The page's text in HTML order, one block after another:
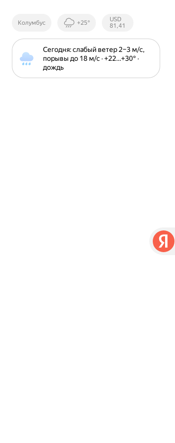
Колумбус +25°
Курсы ЦБ
РФ
USD
81,41
Сегодня: слабый ветер 2⁠–⁠3 м⁠/⁠с,
порывы до 18 м⁠/⁠с · +22⁠…⁠+30⁠° ·
дождь